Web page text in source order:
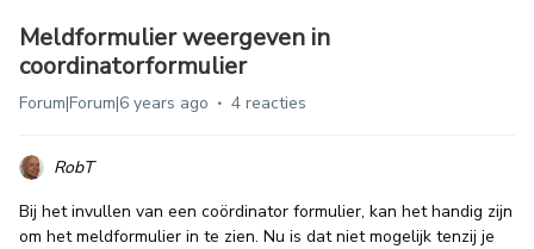
Meldformulier weergeven in
coordinatorformulier
Forum|Forum|6 years ago 4 reacties
RobT
Bij het invullen van een coördinator formulier, kan het handig zijn
om het meldformulier in te zien. Nu is dat niet mogelijk tenzij je